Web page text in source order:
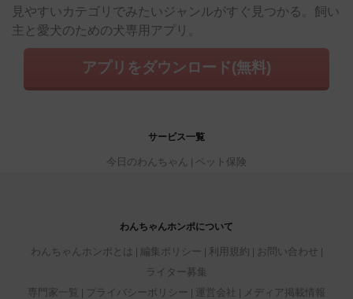
見やすいカテゴリでみたいジャンルがすぐ見つかる。飼い
主と愛犬のための犬専用アプリ。
アプリをダウンロード(無料)
サービス一覧
今日のわんちゃん ペット保険
わんちゃんホンポについて
わんちゃんホンポとは 編集ポリシー 利用規約
お問い合わせ
ライター募集
専門家一覧
プライバシーポリシー 運営会社 メディア掲載情報